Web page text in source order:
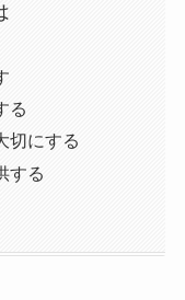
る
切にする
する